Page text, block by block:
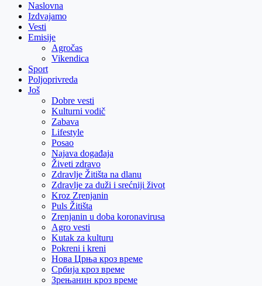
Naslovna
Izdvajamo
Vesti
Emisije
Agročas
Vikendica
Sport
Poljoprivreda
Još
Dobre vesti
Kulturni vodič
Zabava
Lifestyle
Posao
Najava događaja
Živeti zdravo
Zdravlje Žitišta na dlanu
Zdravlje za duži i srećniji život
Kroz Zrenjanin
Puls Žitišta
Zrenjanin u doba koronavirusa
Agro vesti
Kutak za kulturu
Pokreni i kreni
Нова Црња кроз време
Србија кроз време
Зрењанин кроз време